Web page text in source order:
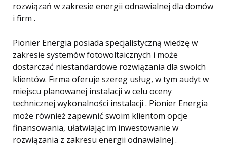
rozwiązań w zakresie energii odnawialnej dla domów
i firm .
Pionier Energia posiada specjalistyczną wiedzę w
zakresie systemów fotowoltaicznych i może
dostarczać niestandardowe rozwiązania dla swoich
klientów. Firma oferuje szereg usług, w tym audyt w
miejscu planowanej instalacji w celu oceny
technicznej wykonalności instalacji . Pionier Energia
może również zapewnić swoim klientom opcje
finansowania, ułatwiając im inwestowanie w
rozwiązania z zakresu energii odnawialnej .